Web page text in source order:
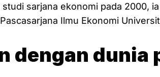
sarjana ekonomi pada 2000,
Ilmu Ekonomi
dengan dunia